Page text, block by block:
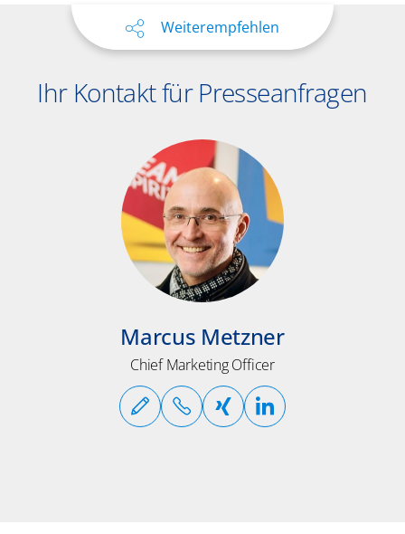
Weiterempfehlen
Ihr Kontakt für Presseanfragen
Marcus Metzner
Chief Marketing Officer